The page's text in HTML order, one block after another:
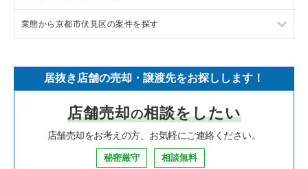
中華の居抜き売却物件の案件一覧
寿司の居抜き売却物件の案件一覧
焼肉の居抜き売却物件の案件一覧
鉄板焼き・お好み焼の居抜き売却物件の案件一覧
千葉県の飲食店の居抜き売却物件の案件一覧
神奈川県の飲食店の居抜き売却物件の案件一覧
大阪府の飲食店の居抜き売却物件の案件一覧
兵庫県の飲食店の居抜き売却物件の案件一覧
京田辺市の飲食店の居抜き売却物件の案件一覧
京都市下京区の飲食店の居抜き売却物件の案件一覧
京都市上京区の飲食店の居抜き売却物件の案件一覧
京都市東山区の飲食店の居抜き売却物件の案件一覧
京都府のラーメンの居抜き売却物件の案件一覧
京都府のイタリア料理の居抜き売却物件の案件一覧
京都府の中華の居抜き売却物件の案件一覧
京都府の寿司の居抜き売却物件の案件一覧
業態から京都市伏見区の案件を探す
京都市伏見区の鉄板焼き・お好み焼の居抜き売却物件の案件一
京都市伏見区のカフェの居抜き売却物件の案件一覧
京都市伏見区のお弁当・惣菜・デリの居抜き売却物件の案件一
居抜き店舗の売却・譲渡先をお探しします！
店舗売却の相談をしたい
店舗売却をお考えの方、お気軽にご連絡ください。
秘密厳守 相談無料